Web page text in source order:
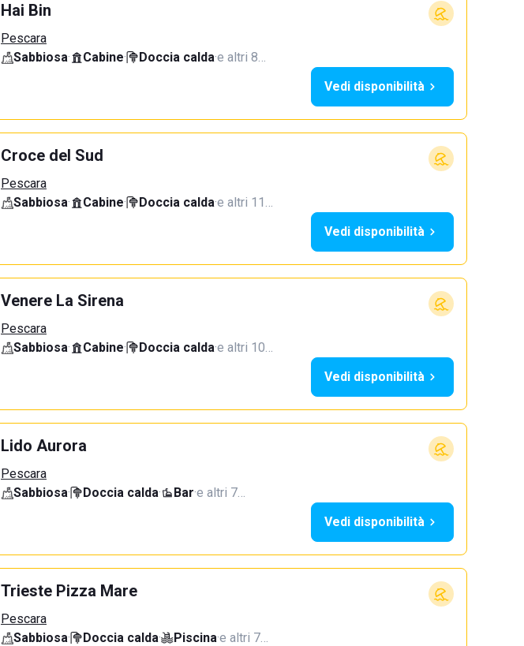
Hai Bin
Pescara
Sabbiosa· Cabine· Doccia calda·e altri 8…
Vedi disponibilità
Croce del Sud
Pescara
Sabbiosa· Cabine· Doccia calda·e altri 11…
Vedi disponibilità
Venere La Sirena
Pescara
Sabbiosa· Cabine· Doccia calda·e altri 10…
Vedi disponibilità
Lido Aurora
Pescara
Sabbiosa· Doccia calda· Bar·e altri 7…
Vedi disponibilità
Trieste Pizza Mare
Pescara
Sabbiosa· Doccia calda· Piscina·e altri 7…